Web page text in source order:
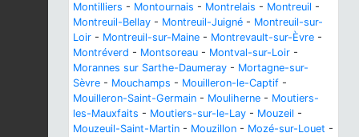
Montilliers - Montournais - Montrelais - Montreuil -
Montreuil-Bellay - Montreuil-Juigné - Montreuil-sur-
Loir - Montreuil-sur-Maine - Montrevault-sur-Èvre -
Montréverd - Montsoreau - Montval-sur-Loir -
Morannes sur Sarthe-Daumeray - Mortagne-sur-
Sèvre - Mouchamps - Mouilleron-le-Captif -
Mouilleron-Saint-Germain - Mouliherne - Moutiers-
les-Mauxfaits - Moutiers-sur-le-Lay - Mouzeil -
Mouzeuil-Saint-Martin - Mouzillon - Mozé-sur-Louet -